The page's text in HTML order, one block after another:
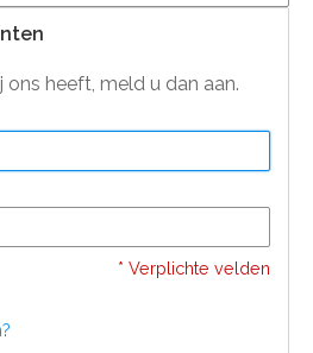
heeft, meld u dan aan.
* Verplichte velden